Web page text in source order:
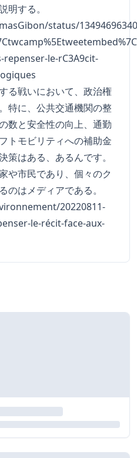
明する。
status/
le-rC3A9cit-
る戦いにおいて、政治権
特に、公共交通機関の整
数と安全性の向上、通勤
トモビリティへの補助金
策はある、あるんです。
や市民であり、個々のク
のはメディアである。
20220811-
le-récit-face-aux-